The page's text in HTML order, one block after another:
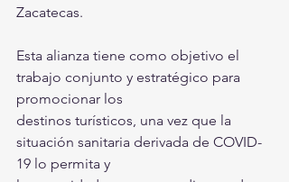
Zacatecas.
Esta alianza tiene como objetivo el
trabajo conjunto y estratégico para
promocionar los
destinos turísticos, una vez que la
situación sanitaria derivada de COVID-
19 lo permita y